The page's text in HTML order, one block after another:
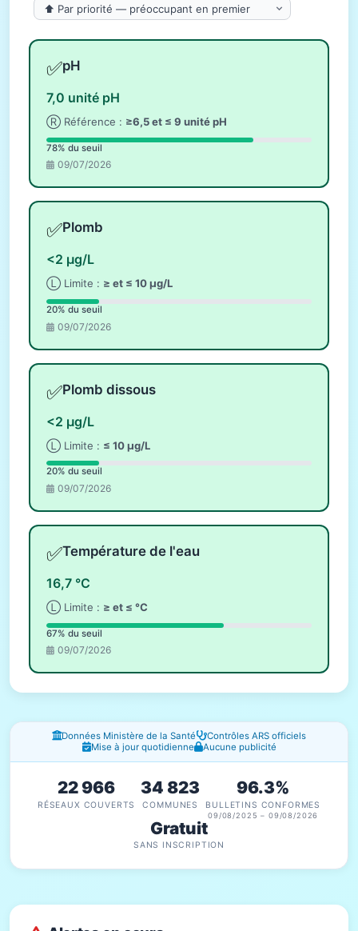
✅pH
7,0 unité pH
Ⓡ Référence : ≥6,5 et ≤ 9 unité pH
78% du seuil
09/07/2026
✅Plomb
<2 µg/L
Ⓛ Limite : ≥ et ≤ 10 µg/L
20% du seuil
09/07/2026
✅Plomb dissous
<2 µg/L
Ⓛ Limite : ≤ 10 µg/L
20% du seuil
09/07/2026
✅Température de l'eau
16,7 °C
Ⓛ Limite : ≥ et ≤ °C
67% du seuil
09/07/2026
Fenêtres d'information
Données Ministère de la Santé
Contrôles ARS officiels
Mise à jour quotidienne
Aucune publicité
22 966
RÉSEAUX COUVERTS
34 823
COMMUNES
96.3%
BULLETINS CONFORMES
09/08/2025 – 09/08/2026
Gratuit
SANS INSCRIPTION